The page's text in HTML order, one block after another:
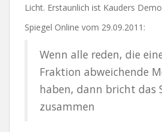
Licht. Erstaunlich ist Kauders
Spiegel Online vom 29.09.2011:
Wenn alle reden, die
Fraktion abweichende
haben, dann bricht das
zusammen